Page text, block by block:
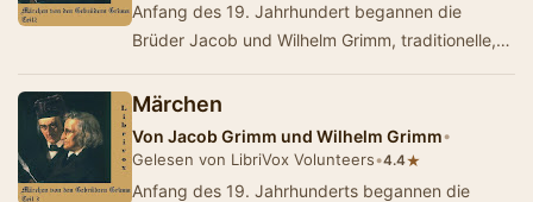
Anfang des 19. Jahrhundert begannen die
Brüder Jacob und Wilhelm Grimm, traditionelle,
Märchen
Von Jacob Grimm und Wilhelm Grimm•
Gelesen von LibriVox Volunteers•4.4★
Anfang des 19. Jahrhunderts begannen die